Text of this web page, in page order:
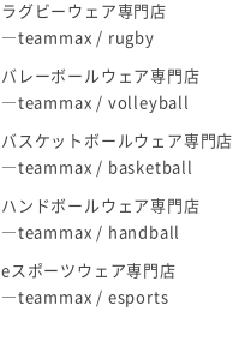
ラグビーウェア専門店
―teammax / rugby
バレーボールウェア専門店
―teammax / volleyball
バスケットボールウェア専門店
―teammax / basketball
ハンドボールウェア専門店
―teammax / handball
eスポーツウェア専門店
―teammax / esports